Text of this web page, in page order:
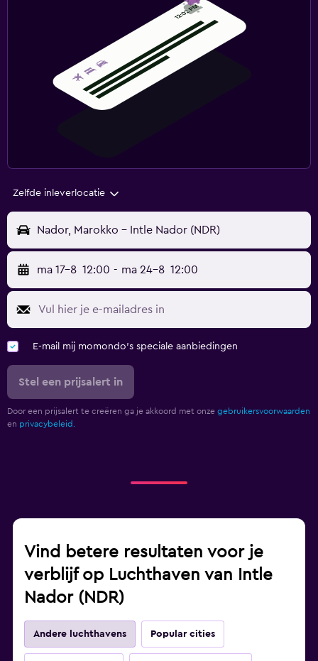
Zelfde inleverlocatie
Nador, Marokko - Intle Nador (NDR)
ma 17-8 12:00 - ma 24-8 12:00
E-mail mij momondo's speciale aanbiedingen
Stel een prijsalert in
Door een prijsalert te creëren ga je akkoord met onze gebruikersvoorwaarden
en privacybeleid.
Vind betere resultaten voor je
verblijf op Luchthaven van Intle
Nador (NDR)
Andere luchthavens Popular cities